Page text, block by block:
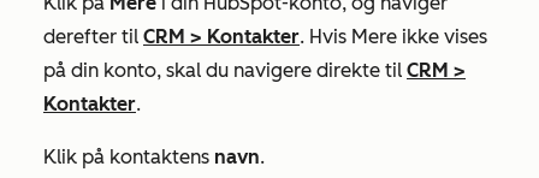
derefter til CRM > Kontakter. Hvis Mere ikke vises
på din konto, skal du navigere direkte til CRM >
Kontakter.
Klik på kontaktens navn.